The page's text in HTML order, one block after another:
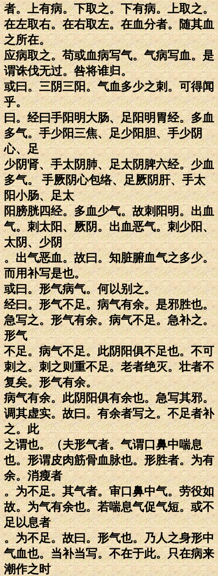
者。上有病。下取之。下有病。上取之。
在左取右。在右取左。在血分者。随其血
之所在。
应病取之。苟或血病写气。气病写血。是
谓诛伐无过。咎将谁归。
或曰。三阴三阳。气血多少之刺。可得闻
乎。
曰。经曰手阳明大肠、足阳明胃经。多血
多气。手少阳三焦、足少阳胆、手少阴
心、足
少阴肾、手太阴肺、足太阴脾六经。少血
多气。 手厥阴心包络、足厥阴肝、手太
阳小肠、足太
阳膀胱四经。多血少气。故刺阳明。出血
气。刺太阳、厥阴。出血恶气。刺少阳、
太阴、少阴
。出气恶血。故曰。知脏腑血气之多少。
而用补写是也。
或曰。形气病气。何以别之。
经曰。形气不足。病气有余。是邪胜也。
急写之。形气有余。病气不足。急补之。
形气
不足。病气不足。此阴阳俱不足也。不可
刺之。刺之则重不足。老者绝灭。壮者不
复矣。形气有余。
病气有余。此阴阳俱有余也。急写其邪。
调其虚实。故曰。有余者写之。不足者补
之。此
之谓也。（夫形气者。气谓口鼻中喘息
也。形谓皮肉筋骨血脉也。形胜者。为有
余。消瘦者
。为不足。其气者。审口鼻中气。劳役如
故。为气有余也。若喘息气促气短。或不
足以息者
。为不足。故曰。形气也。乃人之身形中
气血也。当补当写。不在于此。只在病来
潮作之时